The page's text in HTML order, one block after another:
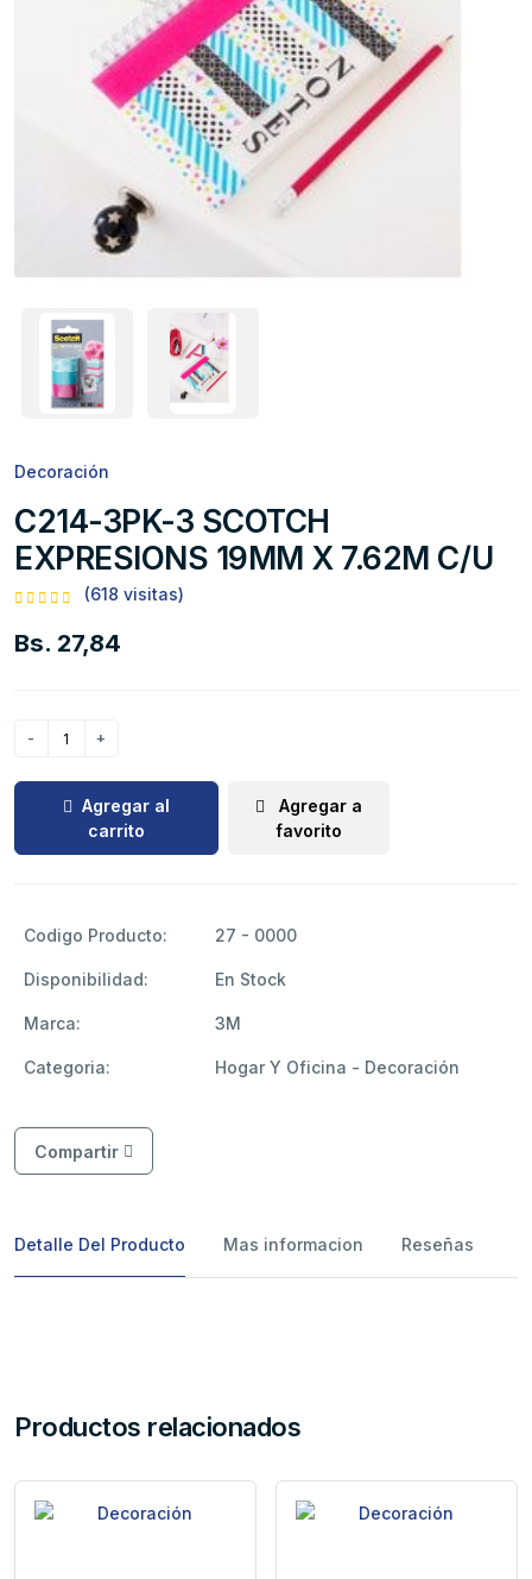
Decoración
C214-3PK-3 SCOTCH
EXPRESIONS 19MM X 7.62M C/U
(618 visitas)
Bs. 27,84
Agregar al
carrito
Agregar a
favorito
Codigo Producto: 27 - 0000
Disponibilidad: En Stock
Marca: 3M
Categoria: Hogar Y Oficina - Decoración
Compartir
Detalle Del Producto Mas informacion Reseñas
Productos relacionados